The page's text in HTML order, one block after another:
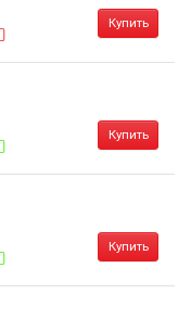
Купить
Купить
Купить